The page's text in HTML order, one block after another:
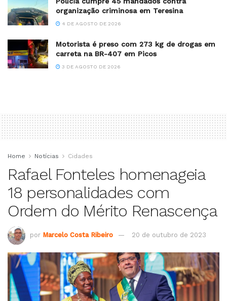
organização criminosa em Teresina
4 DE AGOSTO DE 2026
Motorista é preso com 273 kg de drogas em
carreta na BR-407 em Picos
3 DE AGOSTO DE 2026
Home Notícias Cidades
Rafael Fonteles homenageia
18 personalidades com
Ordem do Mérito Renascença
por Marcelo Costa Ribeiro 20 de outubro de 2023